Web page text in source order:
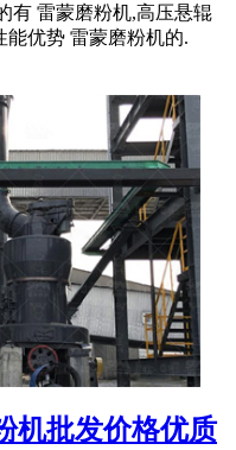
有 雷蒙磨粉机,高压悬辊
能优势 雷蒙磨粉机的.
机批发价格优质